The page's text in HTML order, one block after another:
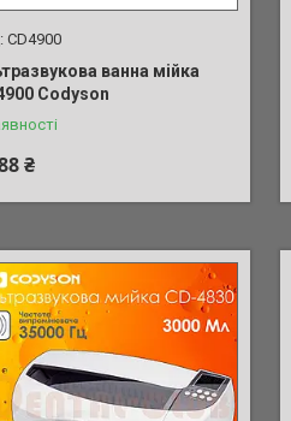
СD4900
ванна мійка
Codyson
₴